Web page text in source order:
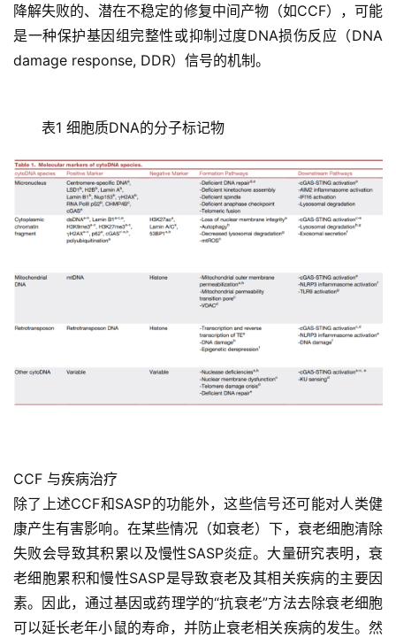
降解失败的、潜在不稳定的修复中间产物（如CCF），可能
是一种保护基因组完整性或抑制过度DNA损伤反应（DNA
damage response, DDR）信号的机制。
表1 细胞质DNA的分子标记物
CCF 与疾病治疗
除了上述CCF和SASP的功能外，这些信号还可能对人类健
康产生有害影响。在某些情况（如衰老）下，衰老细胞清除
失败会导致其积累以及慢性SASP炎症。大量研究表明，衰
老细胞累积和慢性SASP是导致衰老及其相关疾病的主要因
素。因此，通过基因或药理学的“抗衰老”方法去除衰老细胞
可以延长老年小鼠的寿命，并防止衰老相关疾病的发生。然